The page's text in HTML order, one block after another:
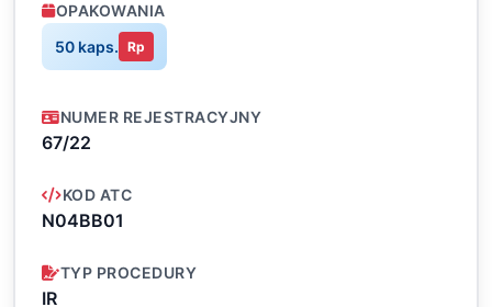
OPAKOWANIA
50 kaps. Rp
NUMER REJESTRACYJNY
67/22
KOD ATC
N04BB01
TYP PROCEDURY
IR